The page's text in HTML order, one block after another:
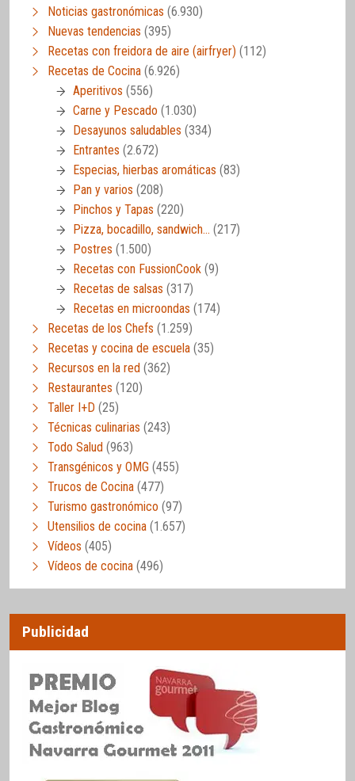
Noticias gastronómicas (6.930)
Nuevas tendencias (395)
Recetas con freidora de aire (airfryer) (112)
Recetas de Cocina (6.926)
Aperitivos (556)
Carne y Pescado (1.030)
Desayunos saludables (334)
Entrantes (2.672)
Especias, hierbas aromáticas (83)
Pan y varios (208)
Pinchos y Tapas (220)
Pizza, bocadillo, sandwich… (217)
Postres (1.500)
Recetas con FussionCook (9)
Recetas de salsas (317)
Recetas en microondas (174)
Recetas de los Chefs (1.259)
Recetas y cocina de escuela (35)
Recursos en la red (362)
Restaurantes (120)
Taller I+D (25)
Técnicas culinarias (243)
Todo Salud (963)
Transgénicos y OMG (455)
Trucos de Cocina (477)
Turismo gastronómico (97)
Utensilios de cocina (1.657)
Vídeos (405)
Vídeos de cocina (496)
Publicidad